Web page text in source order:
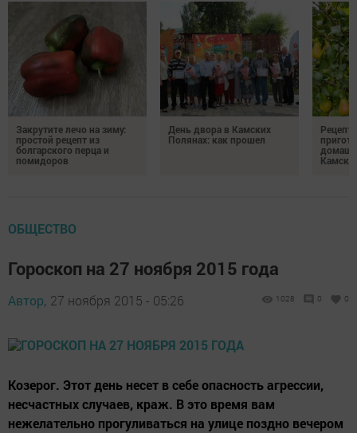
Закрутите лечо на зиму:
простой рецепт из
болгарского перца и
помидоров
День двора в Камских
Полянах: как прошел
ОБЩЕСТВО
Гороскоп на 27 ноября 2015 года
Автор, 27 ноября 2015 - 05:26 1028 0 0
Козерог. Этот день несет в себе опасность агрессии,
несчастных случаев, краж. В это время вам
нежелательно прогуливаться на улице поздно вечером